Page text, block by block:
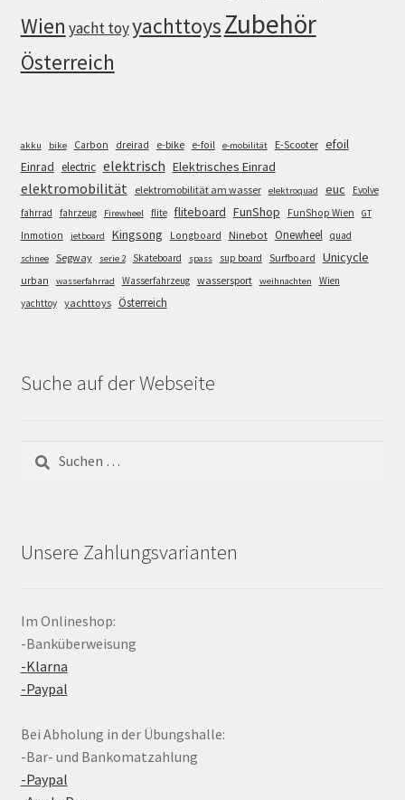
Wien yacht toyyachttoysZubehör
Österreich
akku bike Carbon dreirad e-bike e-foil e-mobilität E-Scooter efoil
Einrad electric elektrisch Elektrisches Einrad
elektromobilität elektromobilität am wasser elektroquad euc
Evolve
fahrrad
fahrzeug Firewheel flite fliteboard FunShop FunShop Wien GT
Inmotion jetboard Kingsong Longboard Ninebot Onewheel quad
schnee Segway serie 2 Skateboard spass sup board Surfboard Unicycle
urban wasserfahrrad Wasserfahrzeug wassersport weihnachten
Wien
yachttoy yachttoys Österreich
Suche auf der Webseite
Suchen
nach:
Unsere Zahlungsvarianten
Im Onlineshop:
-Banküberweisung
-Klarna
-Paypal
Bei Abholung in der Übungshalle:
-Bar- und Bankomatzahlung
-Paypal